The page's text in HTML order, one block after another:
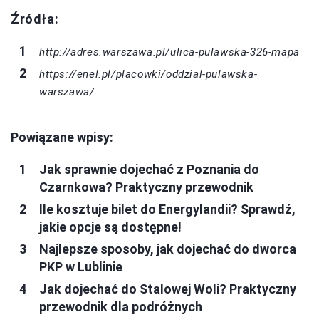
Źródła:
http://adres.warszawa.pl/ulica-pulawska-326-mapa
https://enel.pl/placowki/oddzial-pulawska-
warszawa/
Powiązane wpisy:
Jak sprawnie dojechać z Poznania do
Czarnkowa? Praktyczny przewodnik
Ile kosztuje bilet do Energylandii? Sprawdź,
jakie opcje są dostępne!
Najlepsze sposoby, jak dojechać do dworca
PKP w Lublinie
Jak dojechać do Stalowej Woli? Praktyczny
przewodnik dla podróżnych